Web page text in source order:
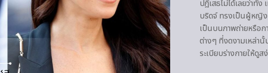
ปฎิเสธไม่ได้เลยว่าทั้
บริดจ์ ทรงเป็นผู้หญิง
เป็นบนภาพถ่ายหรือก
ต่างๆ ที่งดงามเหล่า
ระเบียบร่างกายให้ดู